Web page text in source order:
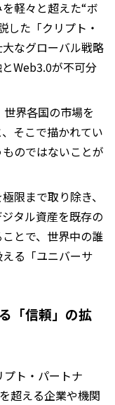
軽々と超えた“ボ
した「クリプト・
なグローバル戦略
Web3.0が不可分
界各国の市場を
そこで描かれてい
のではないことが
限まで取り除き、
タル資産を既存の
とで、世界中の誰
る「ユニバーサ
「信頼」の拡
ト・パートナ
超える企業や機関